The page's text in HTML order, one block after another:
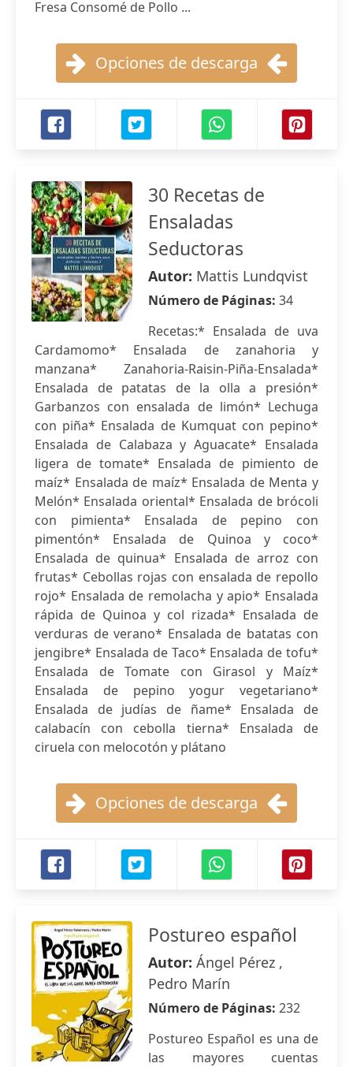
Fresa Consomé de Pollo ...
Opciones de descarga
30 Recetas de
Ensaladas
Seductoras
Autor: Mattis Lundqvist
Número de Páginas: 34
Recetas:* Ensalada de uva
Cardamomo* Ensalada de zanahoria y
manzana* Zanahoria-Raisin-Piña-Ensalada*
Ensalada de patatas de la olla a presión*
Garbanzos con ensalada de limón* Lechuga
con piña* Ensalada de Kumquat con pepino*
Ensalada de Calabaza y Aguacate* Ensalada
ligera de tomate* Ensalada de pimiento de
maíz* Ensalada de maíz* Ensalada de Menta y
Melón* Ensalada oriental* Ensalada de brócoli
con pimienta* Ensalada de pepino con
pimentón* Ensalada de Quinoa y coco*
Ensalada de quinua* Ensalada de arroz con
frutas* Cebollas rojas con ensalada de repollo
rojo* Ensalada de remolacha y apio* Ensalada
rápida de Quinoa y col rizada* Ensalada de
verduras de verano* Ensalada de batatas con
jengibre* Ensalada de Taco* Ensalada de tofu*
Ensalada de Tomate con Girasol y Maíz*
Ensalada de pepino yogur vegetariano*
Ensalada de judías de ñame* Ensalada de
calabacín con cebolla tierna* Ensalada de
ciruela con melocotón y plátano
Opciones de descarga
Postureo español
Autor: Ángel Pérez ,
Pedro Marín
Número de Páginas: 232
Postureo Español es una de
las mayores cuentas